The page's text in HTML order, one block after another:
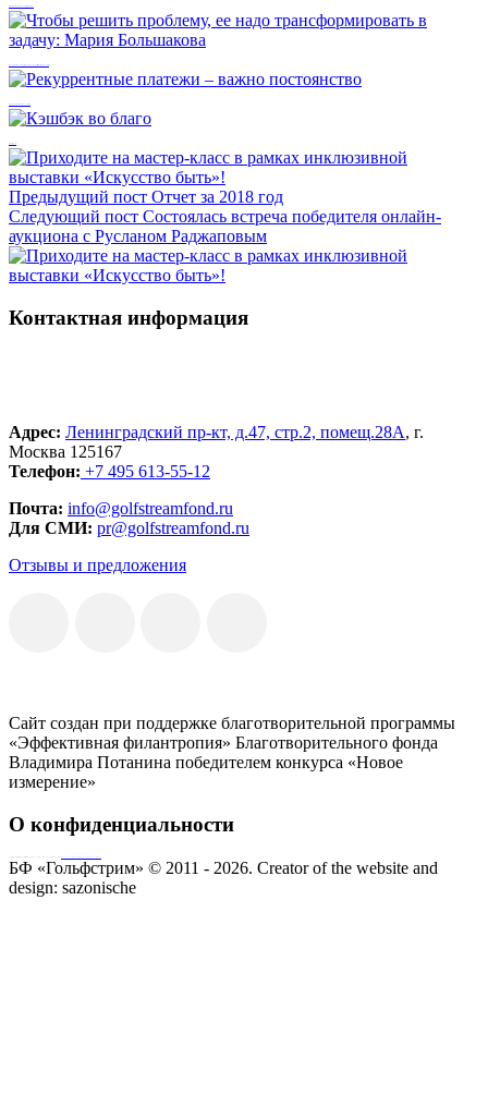
Предыдущий пост Отчет за 2018 год
Следующий пост Состоялась встреча победителя онлайн-
аукциона с Русланом Раджаповым
Контактная информация
Адрес: Ленинградский пр-кт, д.47, стр.2, помещ.28А, г.
Москва 125167
Телефон: +7 495 613-55-12
Почта: info@golfstreamfond.ru
Для СМИ: pr@golfstreamfond.ru
Отзывы и предложения
Сайт создан при поддержке благотворительной программы
«Эффективная филантропия» Благотворительного фонда
Владимира Потанина победителем конкурса «Новое
измерение»
О конфиденциальности
БФ «Гольфстрим» © 2011 - 2026. Creator of the website and
design: sazonische